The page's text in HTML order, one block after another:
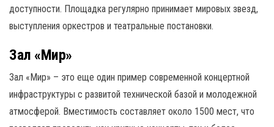
доступности. Площадка регулярно принимает мировых звезд,
выступления оркестров и театральные постановки.
Зал «Мир»
Зал «Мир» – это еще один пример современной концертной
инфраструктуры с развитой технической базой и молодежной
атмосферой. Вместимость составляет около 1500 мест, что